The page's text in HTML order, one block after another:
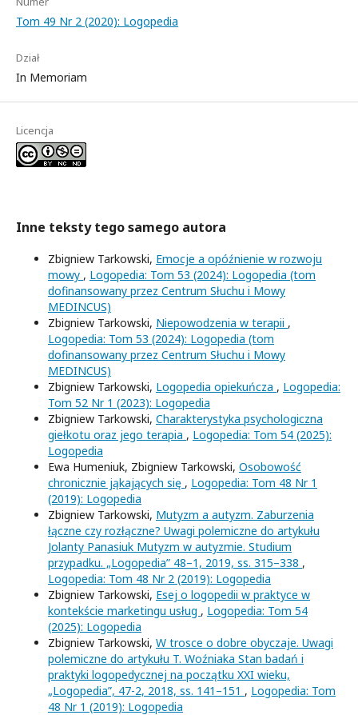
Tom 49 Nr 2 (2020): Logopedia
Dział
In Memoriam
Licencja
Inne teksty tego samego autora
Zbigniew Tarkowski, Emocje a opóźnienie w rozwoju
mowy , Logopedia: Tom 53 (2024): Logopedia (tom
dofinansowany przez Centrum Słuchu i Mowy
MEDINCUS)
Zbigniew Tarkowski, Niepowodzenia w terapii ,
Logopedia: Tom 53 (2024): Logopedia (tom
dofinansowany przez Centrum Słuchu i Mowy
MEDINCUS)
Zbigniew Tarkowski, Logopedia opiekuńcza , Logopedia:
Tom 52 Nr 1 (2023): Logopedia
Zbigniew Tarkowski, Charakterystyka psychologiczna
giełkotu oraz jego terapia , Logopedia: Tom 54 (2025):
Logopedia
Ewa Humeniuk, Zbigniew Tarkowski, Osobowość
chronicznie jąkających się , Logopedia: Tom 48 Nr 1
(2019): Logopedia
Zbigniew Tarkowski, Mutyzm a autyzm. Zaburzenia
łączne czy rozłączne? Uwagi polemiczne do artykułu
Jolanty Panasiuk Mutyzm w autyzmie. Studium
przypadku. „Logopedia” 48–1, 2019, ss. 315–338 ,
Logopedia: Tom 48 Nr 2 (2019): Logopedia
Zbigniew Tarkowski, Esej o logopedii w praktyce w
kontekście marketingu usług , Logopedia: Tom 54
(2025): Logopedia
Zbigniew Tarkowski, W trosce o dobre obyczaje. Uwagi
polemiczne do artykułu T. Woźniaka Stan badań i
praktyki logopedycznej na początku XXI wieku,
„Logopedia”, 47-2, 2018, ss. 141–151 , Logopedia: Tom
48 Nr 1 (2019): Logopedia